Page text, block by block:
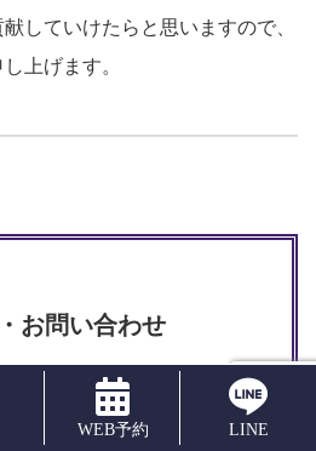
していけたらと思いますので、
上げます。
お問い合わせ
5476-0547
られない場合がございます
WEB予約 LINE